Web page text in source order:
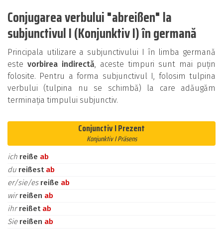
Conjugarea verbului "abreißen" la
subjunctivul I (Konjunktiv I) în germană
Principala utilizare a subjunctivului I în limba germană
este vorbirea indirectă, aceste timpuri sunt mai puțin
folosite. Pentru a forma subjunctivul I, folosim tulpina
verbului (tulpina nu se schimbă) la care adăugăm
terminația timpului subjunctiv.
Conjunctiv I Prezent
Konjunktiv I Präsens
ich reiße ab
du reißest ab
er/sie/es reiße ab
wirreißen ab
ihrreißet ab
Sie reißen ab